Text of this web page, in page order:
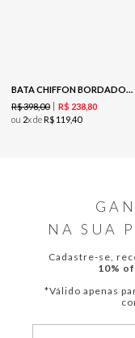
BATA CHIFFON BORDADO - COOKIE
R$398,00 R$ 23880
ou 2x deR$ 11940
NA SUA
Cadastre-se,
10%
*Válido apenas